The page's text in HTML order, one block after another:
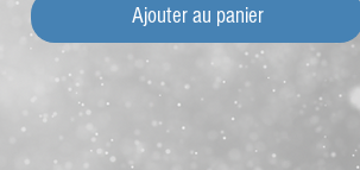
Ajouter au panier